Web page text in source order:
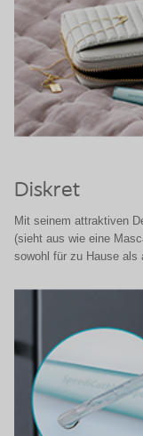
Diskret
Mit seinem attraktiven
(sieht aus wie eine
sowohl für zu Hause als